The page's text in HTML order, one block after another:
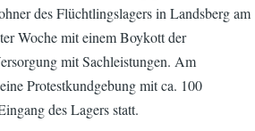
des Flüchtlingslagers in Landsberg am
Woche mit einem Boykott der
mit Sachleistungen. Am
Protestkundgebung mit ca. 100
des Lagers statt.